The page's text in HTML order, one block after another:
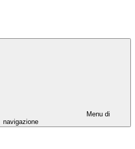
Menu di
navigazione